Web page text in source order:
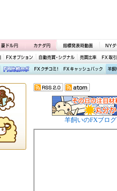
羊飼いのFXブログ